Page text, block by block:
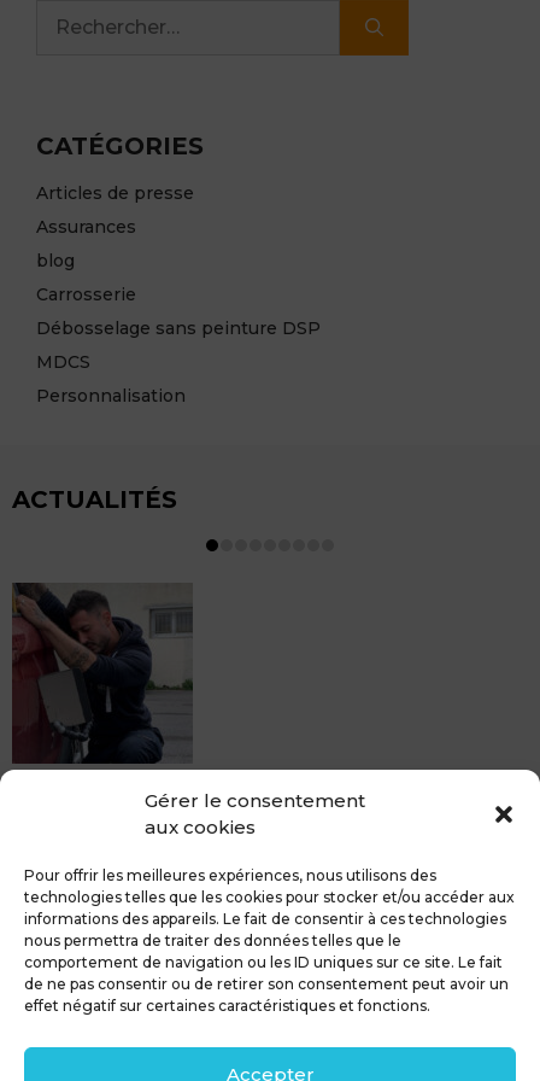
Gérer le consentement
aux cookies
Pour offrir les meilleures expériences, nous utilisons des
technologies telles que les cookies pour stocker et/ou accéder aux
informations des appareils. Le fait de consentir à ces technologies
nous permettra de traiter des données telles que le
comportement de navigation ou les ID uniques sur ce site. Le fait
de ne pas consentir ou de retirer son consentement peut avoir un
effet négatif sur certaines caractéristiques et fonctions.
Accepter
CATÉGORIES
Articles de presse
Assurances
blog
Carrosserie
Débosselage sans peinture DSP
MDCS
Personnalisation
ACTUALITÉS
peinture, sans rendez-vous mais Avec le sourire :)
du débosselage vous accueille sans rendez-...
MDCS GROUPE
Mentions légales
Confidentialité & RGPD
Contact